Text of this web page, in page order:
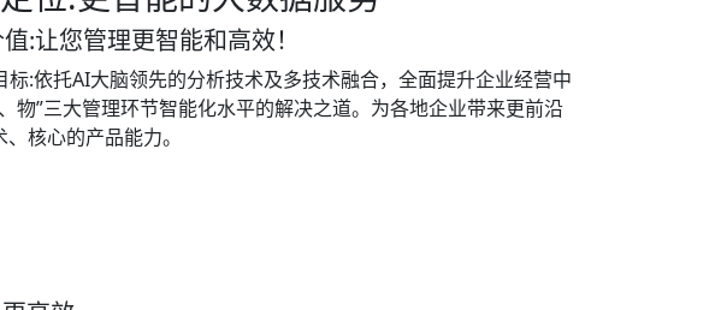
:让您管理更智能和高效！
标:依托AI大脑领先的分析技术及多技术融合，全面提升企业经营中
物”三大管理环节智能化水平的解决之道。为各地企业带来更前沿
核心的产品能力。